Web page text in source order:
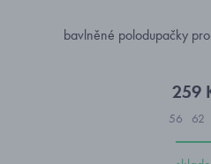
bavlněné polodupačky
259
56 62